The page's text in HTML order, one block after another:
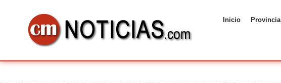
Inicio Provincia